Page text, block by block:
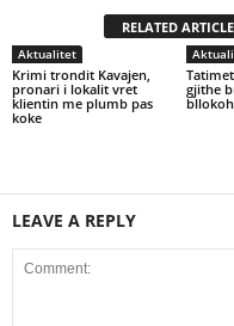
RELATED
Aktualitet
Krimi trondit Kavajen,
pronari i lokalit vret
klientin me plumb pas
koke
gjithe
LEAVE A REPLY